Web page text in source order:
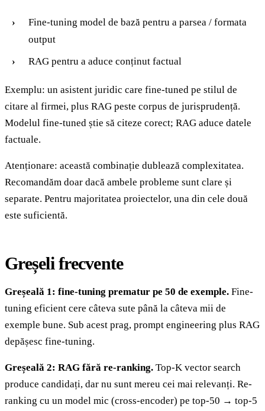
Fine-tuning model de bază pentru a parsea / formata
output
RAG pentru a aduce conținut factual
Exemplu: un asistent juridic care fine-tuned pe stilul de
citare al firmei, plus RAG peste corpus de jurisprudență.
Modelul fine-tuned știe să citeze corect; RAG aduce datele
factuale.
Atenționare: această combinație dublează complexitatea.
Recomandăm doar dacă ambele probleme sunt clare și
separate. Pentru majoritatea proiectelor, una din cele două
este suficientă.
Greșeli frecvente
Greșeală 1: fine-tuning prematur pe 50 de exemple. Fine-
tuning eficient cere câteva sute până la câteva mii de
exemple bune. Sub acest prag, prompt engineering plus RAG
depășesc fine-tuning.
Greșeală 2: RAG fără re-ranking. Top-K vector search
produce candidați, dar nu sunt mereu cei mai relevanți. Re-
ranking cu un model mic (cross-encoder) pe top-50 → top-5